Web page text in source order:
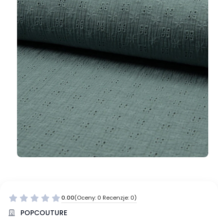
0.00(Oceny: 0 Recenzje: 0)
Przejdź do sekcji Opinie
POPCOUTURE